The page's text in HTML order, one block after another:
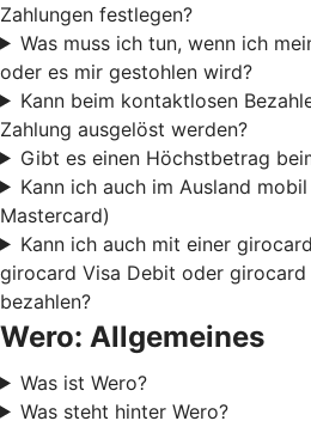
Zahlungen festlegen?
Was muss ich tun, wenn ich
oder es mir gestohlen wird?
Kann beim kontaktlosen
Zahlung ausgelöst werden?
Gibt es einen Höchstbetrag
Kann ich auch im Ausland
Mastercard)
Kann ich auch mit einer
girocard Visa Debit oder
bezahlen?
Wero: Allgemeines
Was ist Wero?
Was steht hinter Wero?